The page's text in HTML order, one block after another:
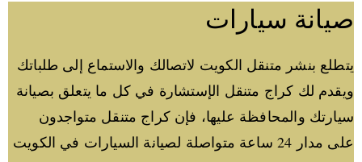
صيانة سيارات
يتطلع بنشر متنقل الكويت لاتصالك والاستماع إلى طلباتك
ويقدم لك كراج متنقل الإستشارة في كل ما يتعلق بصيانة
سيارتك والمحافظة عليها، فإن كراج متنقل متواجدون
على مدار 24 ساعة متواصلة لصيانة السيارات في الكويت